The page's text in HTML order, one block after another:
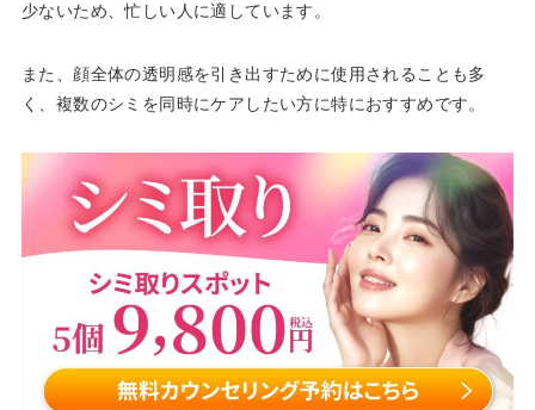
少ないため、忙しい人に適しています。
また、顔全体の透明感を引き出すために使用されることも多
く、複数のシミを同時にケアしたい方に特におすすめです。